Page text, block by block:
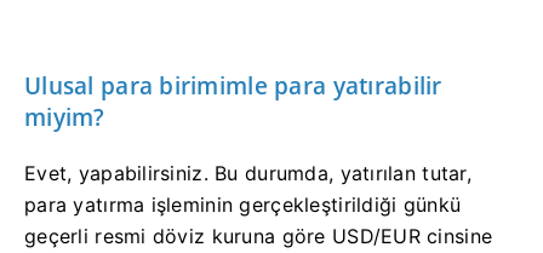
Ulusal para birimimle para yatırabilir
miyim?
Evet, yapabilirsiniz. Bu durumda, yatırılan tutar,
para yatırma işleminin gerçekleştirildiği günkü
geçerli resmi döviz kuruna göre USD/EUR cinsine